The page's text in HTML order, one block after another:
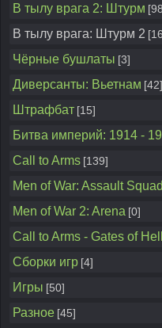
В тылу врага 2: Штурм
В тылу врага: Штурм 2
Чёрные бушлаты [3]
Диверсанты: Вьетнам [42]
Штрафбат [15]
Битва империй: 1914 -
Call to Arms [139]
Men of War: Assault
Men of War 2: Arena [0]
Call to Arms - Gates of
Сборки игр [4]
Игры [50]
Разное [45]